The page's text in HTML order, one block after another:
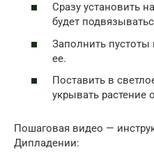
Сразу установить
будет
Заполнить пустоты
ее.
Поставить в
укрывать растение
Пошаговая видео —
Дипладении: